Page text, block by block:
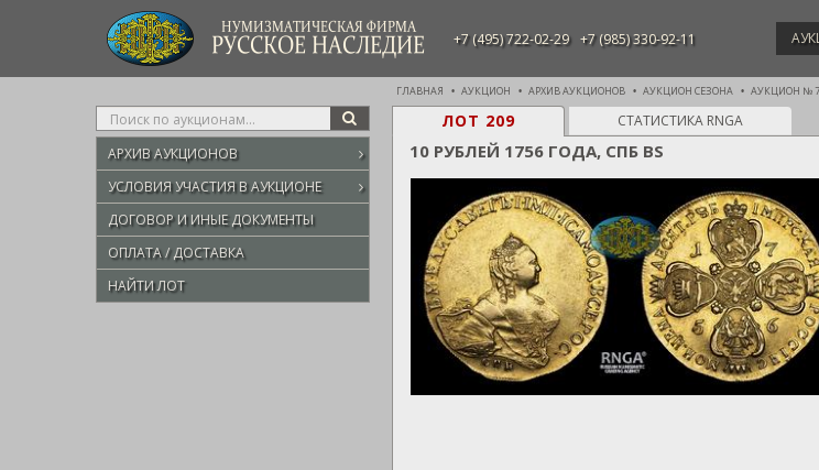
НУМИЗМАТИЧЕСКАЯ ФИРМА
РУССКОЕ НАСЛЕДИЕ +7 (495) 722-02-29 +7 (985) 330-92-11
ГЛАВНАЯ АУКЦИОН АРХИВ АУКЦИОНОВ АУКЦИОН СЕЗОНА АУКЦИОН № 7
Type
your
search
here
SEARCH
АРХИВ АУКЦИОНОВ
УСЛОВИЯ УЧАСТИЯ В АУКЦИОНЕ
ДОГОВОР И ИНЫЕ ДОКУМЕНТЫ
ОПЛАТА / ДОСТАВКА
НАЙТИ ЛОТ
ЛОТ 209 СТАТИСТИКА RNGA
10 РУБЛЕЙ 1756 ГОДА, СПБ BS